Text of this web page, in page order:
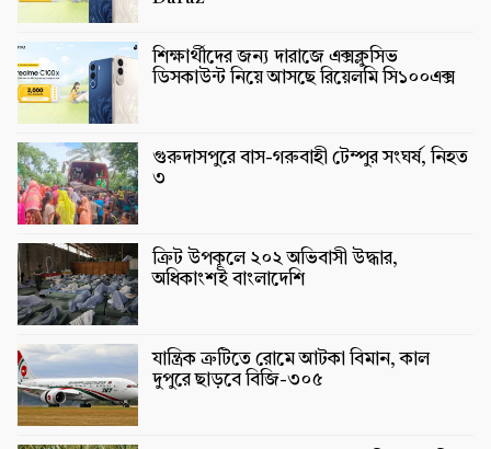
শিক্ষার্থীদের জন্য দারাজে এক্সক্লুসিভ
ডিসকাউন্ট নিয়ে আসছে রিয়েলমি সি১০০এক্স
গুরুদাসপুরে বাস-গরুবাহী টেম্পুর সংঘর্ষ, নিহত
৩
ক্রিট উপকূলে ২০২ অভিবাসী উদ্ধার,
অধিকাংশই বাংলাদেশি
যান্ত্রিক ত্রুটিতে রোমে আটকা বিমান, কাল
দুপুরে ছাড়বে বিজি-৩০৫